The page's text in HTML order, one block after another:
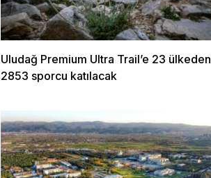
Uludağ Premium Ultra Trail’e 23 ülkeden
2853 sporcu katılacak